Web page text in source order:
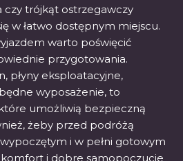
czy trójkąt ostrzegawczy
w łatwo dostępnym miejscu.
warto poświęcić
przygotowania.
płyny eksploatacyjne,
wyposażenie, to
umożliwią bezpieczną
żeby przed podróżą
i w pełni gotowym
komfort i dobre samopoczucie